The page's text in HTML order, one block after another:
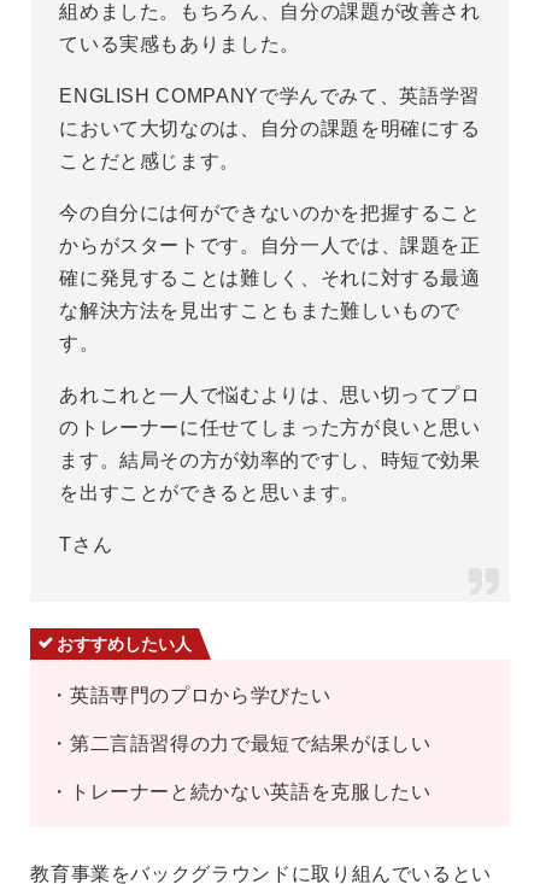
組めました。もちろん、自分の課題が改善され
ている実感もありました。
ENGLISH COMPANYで学んでみて、英語学習
において大切なのは、自分の課題を明確にする
ことだと感じます。
今の自分には何ができないのかを把握すること
からがスタートです。自分一人では、課題を正
確に発見することは難しく、それに対する最適
な解決方法を見出すこともまた難しいもので
す。
あれこれと一人で悩むよりは、思い切ってプロ
のトレーナーに任せてしまった方が良いと思い
ます。結局その方が効率的ですし、時短で効果
を出すことができると思います。
Tさん
おすすめしたい人
・英語専門のプロから学びたい
・第二言語習得の力で最短で結果がほしい
・トレーナーと続かない英語を克服したい
教育事業をバックグラウンドに取り組んでいるとい